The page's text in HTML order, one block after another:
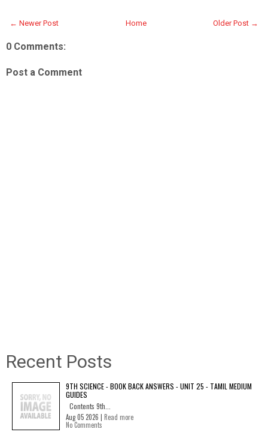
← Newer Post Older Post →
Home
0 Comments:
Post a Comment
Recent Posts
9TH SCIENCE - BOOK BACK ANSWERS - UNIT 25 - TAMIL MEDIUM
GUIDES
Contents 9th...
Aug 05 2026 | Read more
No Comments